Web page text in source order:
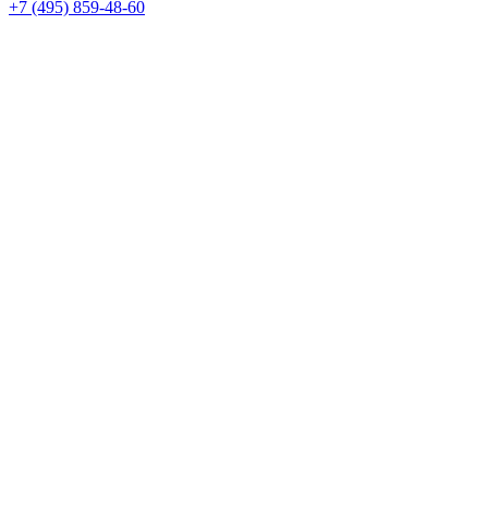
+7 (495) 859-48-60